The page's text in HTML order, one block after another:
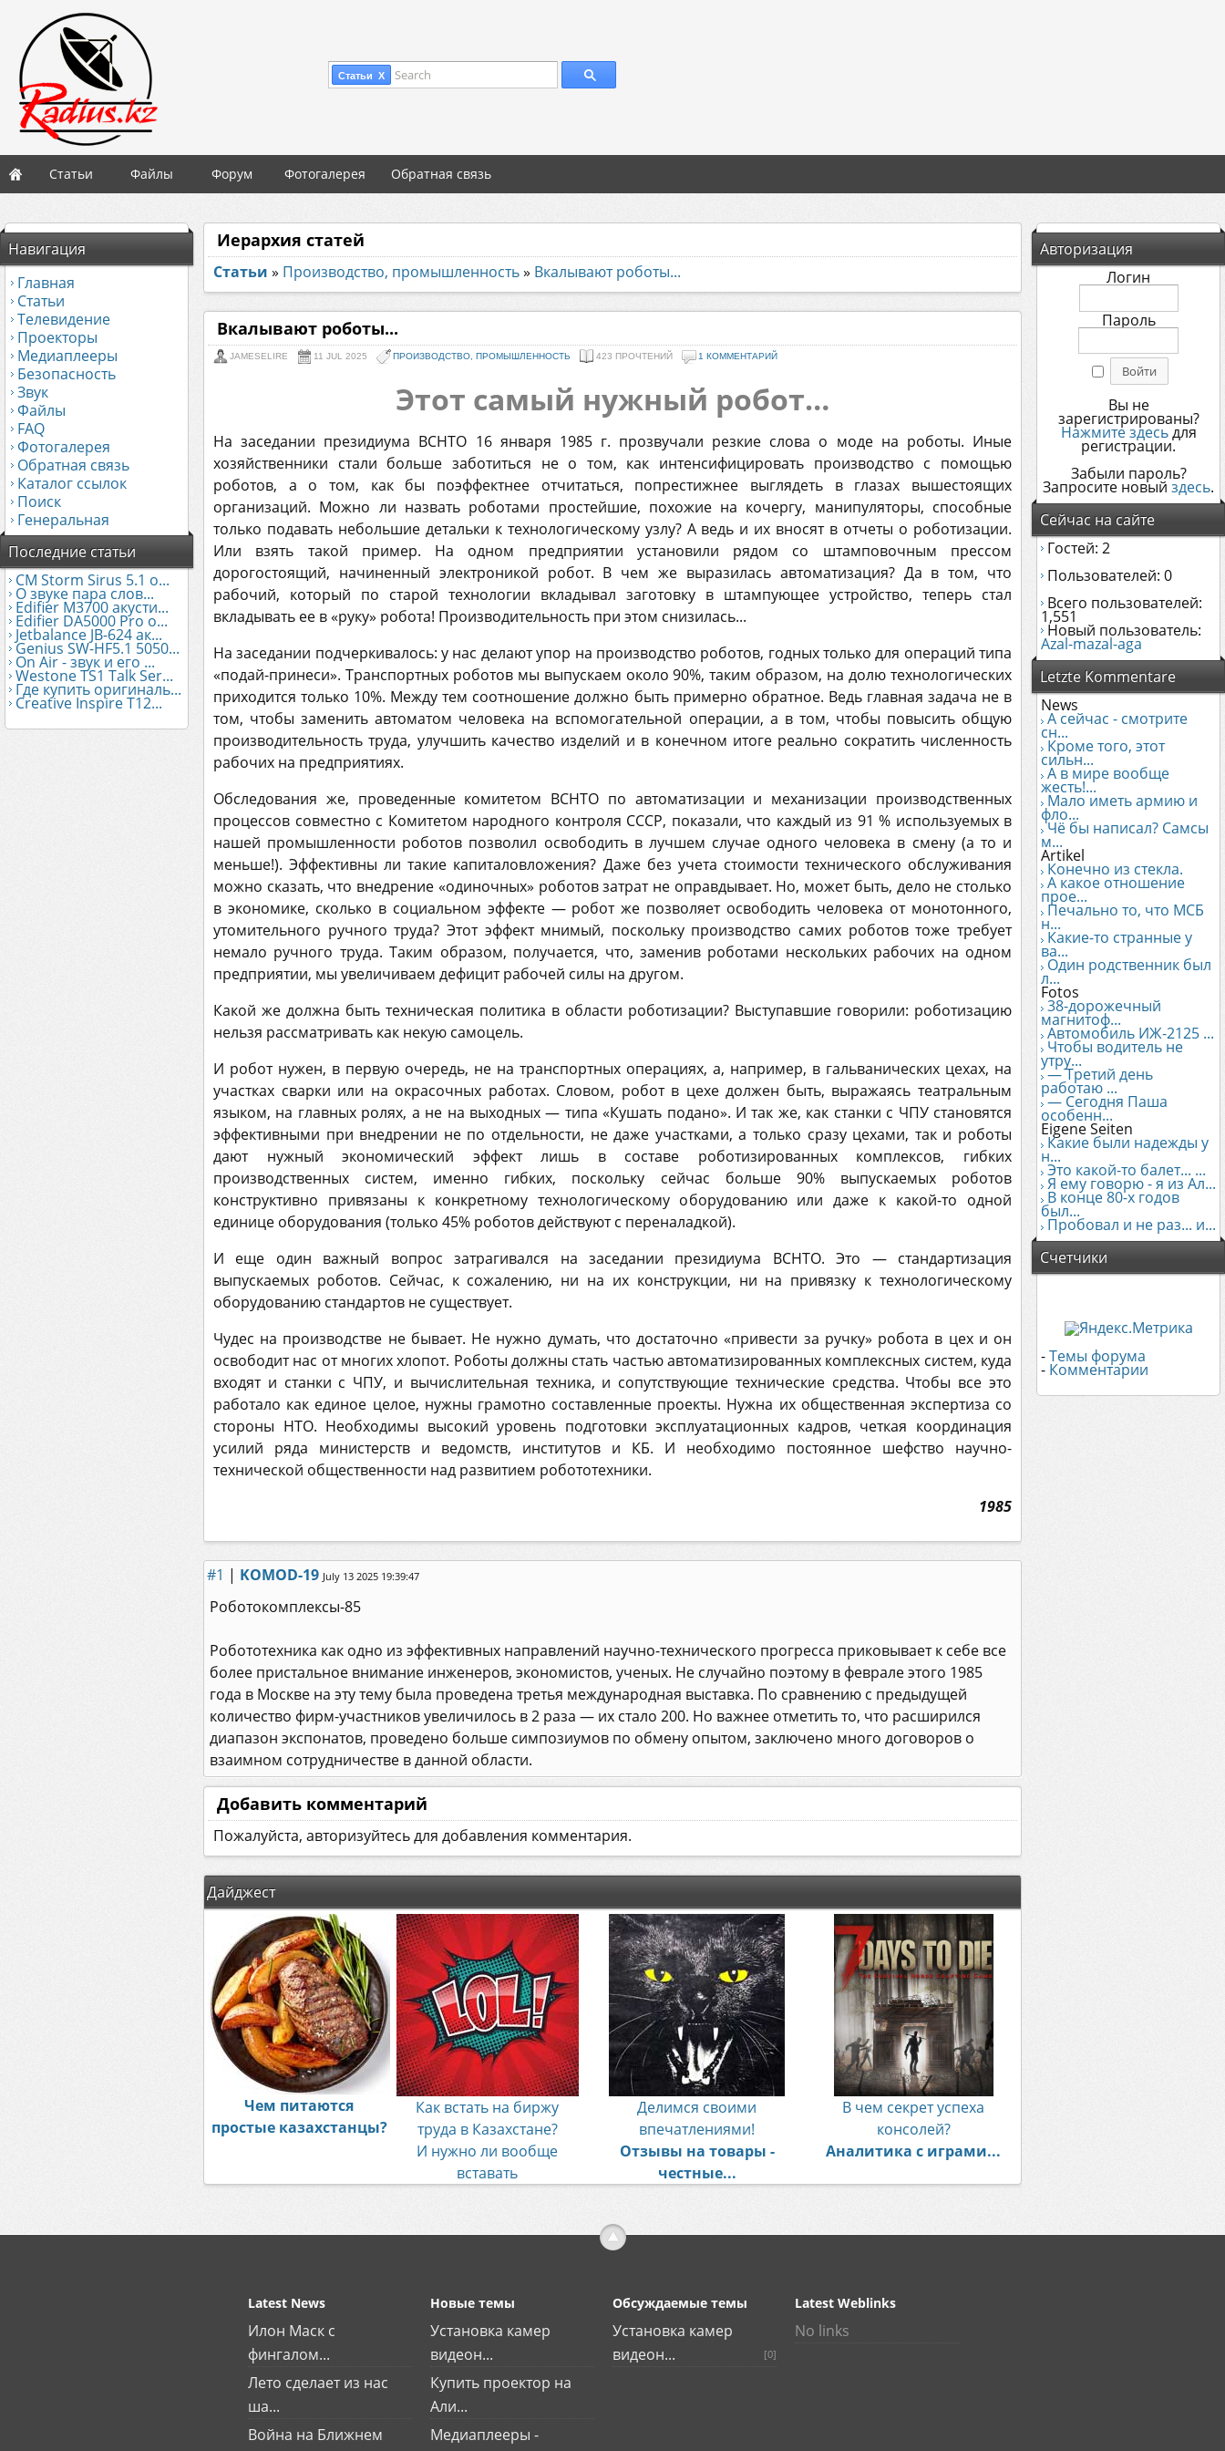
Статьи X Search
Статьи Файлы Форум Фотогалерея Обратная связь
Навигация
Главная
Статьи
Телевидение
Проекторы
Медиаплееры
Безопасность
Звук
Файлы
FAQ
Фотогалерея
Обратная связь
Каталог ссылок
Поиск
Генеральная
Последние статьи
CM Storm Sirus 5.1 о...
О звуке пара слов...
Edifier М3700 акусти...
Edifier DA5000 Pro о...
Jetbalance JB-624 ак...
Genius SW-HF5.1 5050...
On Air - звук и его ...
Westone TS1 Talk Ser...
Где купить оригиналь...
Creative Inspire T12...
Авторизация
Логин
Пароль
Вы не
зарегистрированы?
Нажмите здесьдля
регистрации.
Забыли пароль?
Запросите новый здесь.
Сейчас на сайте
Гостей: 2
Пользователей: 0
Всего пользователей:
1,551
Новый пользователь:
Azal-mazal-aga
Letzte Kommentare
News
А сейчас - смотрите
сн...
Кроме того, этот
сильн...
А в мире вообще
жесть!...
Мало иметь армию и
фло...
Чё бы написал? Самсы
м...
Artikel
Конечно из стекла.
А какое отношение
прое...
Печально то, что МСБ
н...
Какие-то странные у
ва...
Один родственник был
л...
Fotos
38-дорожечный
магнитоф...
Автомобиль ИЖ-2125 ...
Чтобы водитель не
утру...
— Третий день
работаю ...
— Сегодня Паша
особенн...
Eigene Seiten
Какие были надежды у
н...
Это какой-то балет... ...
Я ему говорю - я из Ал...
В конце 80-х годов
был...
Пробовал и не раз... и...
Счетчики
-Темы форума
- Комментарии
Иерархия статей
Статьи » Производство, промышленность» Вкалывают роботы...
Вкалывают роботы...
JAMESELIRE 11 JUL 2025 ПРОИЗВОДСТВО, ПРОМЫШЛЕННОСТЬ 423 ПРОЧТЕНИЙ 1 КОММЕНТАРИЙ
Этот самый нужный робот…
На заседании президиума ВСНТО 16 января 1985 г. прозвучали резкие слова о моде на роботы. Иные
хозяйственники стали больше заботиться не о том, как интенсифицировать производство с помощью
роботов, а о том, как бы поэффектнее отчитаться, попрестижнее выглядеть в глазах вышестоящих
организаций. Можно ли назвать роботами простейшие, похожие на кочергу, манипуляторы, способные
только подавать небольшие детальки к технологическому узлу? А ведь и их вносят в отчеты о роботизации.
Или взять такой пример. На одном предприятии установили рядом со штамповочным прессом
дорогостоящий, начиненный электроникой робот. В чем же выразилась автоматизация? Да в том, что
рабочий, который по старой технологии вкладывал заготовку в штампующее устройство, теперь стал
вкладывать ее в «руку» робота! Производительность при этом снизилась...
На заседании подчеркивалось: у нас делают упор на производство роботов, годных только для операций типа
«подай-принеси». Транспортных роботов мы выпускаем около 90%, таким образом, на долю технологических
приходится только 10%. Между тем соотношение должно быть примерно обратное. Ведь главная задача не в
том, чтобы заменить автоматом человека на вспомогательной операции, а в том, чтобы повысить общую
производительность труда, улучшить качество изделий и в конечном итоге реально сократить численность
рабочих на предприятиях.
Обследования же, проведенные комитетом ВСНТО по автоматизации и механизации производственных
процессов совместно с Комитетом народного контроля СССР, показали, что каждый из 91 % используемых в
нашей промышленности роботов позволил освободить в лучшем случае одного человека в смену (а то и
меньше!). Эффективны ли такие капиталовложения? Даже без учета стоимости технического обслуживания
можно сказать, что внедрение «одиночных» роботов затрат не оправдывает. Но, может быть, дело не столько
в экономике, сколько в социальном эффекте — робот же позволяет освободить человека от монотонного,
утомительного ручного труда? Этот эффект мнимый, поскольку производство самих роботов тоже требует
немало ручного труда. Таким образом, получается, что, заменив роботами нескольких рабочих на одном
предприятии, мы увеличиваем дефицит рабочей силы на другом.
Какой же должна быть техническая политика в области роботизации? Выступавшие говорили: роботизацию
нельзя рассматривать как некую самоцель.
И робот нужен, в первую очередь, не на транспортных операциях, а, например, в гальванических цехах, на
участках сварки или на окрасочных работах. Словом, робот в цехе должен быть, выражаясь театральным
языком, на главных ролях, а не на выходных — типа «Кушать подано». И так же, как станки с ЧПУ становятся
эффективными при внедрении не по отдельности, не даже участками, а только сразу цехами, так и роботы
дают нужный экономический эффект лишь в составе роботизированных комплексов, гибких
производственных систем, именно гибких, поскольку сейчас больше 90% выпускаемых роботов
конструктивно привязаны к конкретному технологическому оборудованию или даже к какой-то одной
единице оборудования (только 45% роботов действуют с переналадкой).
И еще один важный вопрос затрагивался на заседании президиума ВСНТО. Это — стандартизация
выпускаемых роботов. Сейчас, к сожалению, ни на их конструкции, ни на привязку к технологическому
оборудованию стандартов не существует.
Чудес на производстве не бывает. Не нужно думать, что достаточно «привести за ручку» робота в цех и он
освободит нас от многих хлопот. Роботы должны стать частью автоматизированных комплексных систем, куда
входят и станки с ЧПУ, и вычислительная техника, и сопутствующие технические средства. Чтобы все это
работало как единое целое, нужны грамотно составленные проекты. Нужна их общественная экспертиза со
стороны НТО. Необходимы высокий уровень подготовки эксплуатационных кадров, четкая координация
усилий ряда министерств и ведомств, институтов и КБ. И необходимо постоянное шефство научно-
технической общественности над развитием робототехники.
1985
#1 | KOMOD-19 July 13 2025 19:39:47
Роботокомплексы-85
Робототехника как одно из эффективных направлений научно-технического прогресса приковывает к себе все
более пристальное внимание инженеров, экономистов, ученых. Не случайно поэтому в феврале этого 1985
года в Москве на эту тему была проведена третья международная выставка. По сравнению с предыдущей
количество фирм-участников увеличилось в 2 раза — их стало 200. Но важнее отметить то, что расширился
диапазон экспонатов, проведено больше симпозиумов по обмену опытом, заключено много договоров о
взаимном сотрудничестве в данной области.
Добавить комментарий
Пожалуйста, авторизуйтесь для добавления комментария.
Дайджест
Чем питаются
простые казахстанцы?
Как встать на биржу
труда в Казахстане?
И нужно ли вообще
вставать
Делимся своими
впечатлениями!
Отзывы на товары -
честные...
В чем секрет успеха
консолей?
Аналитика с играми...
Latest News
Илон Маск с
фингалом...
Лето сделает из нас
ша...
Война на Ближнем
Новые темы
Установка камер
видеон...
Купить проектор на
Али...
Медиаплееры -
Обсуждаемые темы
Установка камер
видеон...
[0]
Latest Weblinks
No links